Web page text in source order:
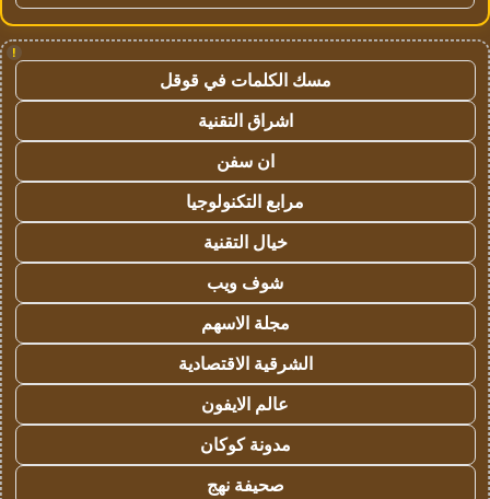
!
مسك الكلمات في قوقل
اشراق التقنية
ان سفن
مرابع التكنولوجيا
خيال التقنية
شوف ويب
مجلة الاسهم
الشرقية الاقتصادية
عالم الايفون
مدونة كوكان
صحيفة نهج